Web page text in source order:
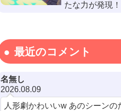
たな力が発現！
最近のコメント
名無し
2026.08.09
人形劇かわいいw あのシーンの